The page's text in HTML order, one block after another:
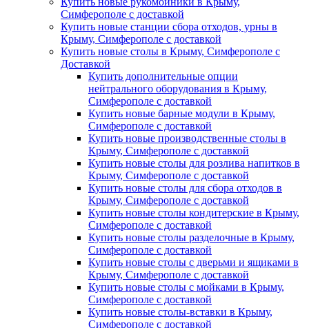
Симферополе с доставкой
Купить новые станции сбора отходов, урны в
Крыму, Симферополе с доставкой
Купить новые столы в Крыму, Симферополе с
Доставкой
Купить дополнительные опции
нейтрального оборудования в Крыму,
Симферополе с доставкой
Купить новые барные модули в Крыму,
Симферополе с доставкой
Купить новые производственные столы в
Крыму, Симферополе с доставкой
Купить новые столы для розлива напитков в
Крыму, Симферополе с доставкой
Купить новые столы для сбора отходов в
Крыму, Симферополе с доставкой
Купить новые столы кондитерские в Крыму,
Симферополе с доставкой
Купить новые столы разделочные в Крыму,
Симферополе с доставкой
Купить новые столы с дверьми и ящиками в
Крыму, Симферополе с доставкой
Купить новые столы с мойками в Крыму,
Симферополе с доставкой
Купить новые столы-вставки в Крыму,
Симферополе с доставкой